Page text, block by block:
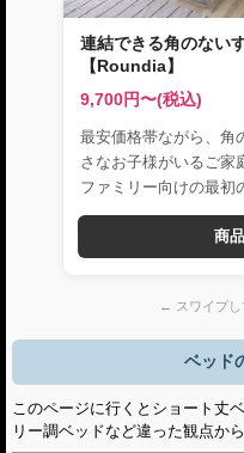
連結できる角のない
【Roundia】
9,700円〜(税込)
最安価格帯ながら、角
さなお子様がいるご家
ファミリー向けの最初
商
← スワイプ
ベッド
このページに行くとショート丈
リー調ベッドなど違った観点か